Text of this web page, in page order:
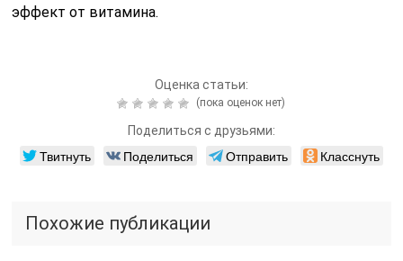
эффект от витамина.
Оценка статьи:
(пока оценок нет)
Поделиться с друзьями:
Твитнуть Поделиться Отправить Класснуть
Похожие публикации